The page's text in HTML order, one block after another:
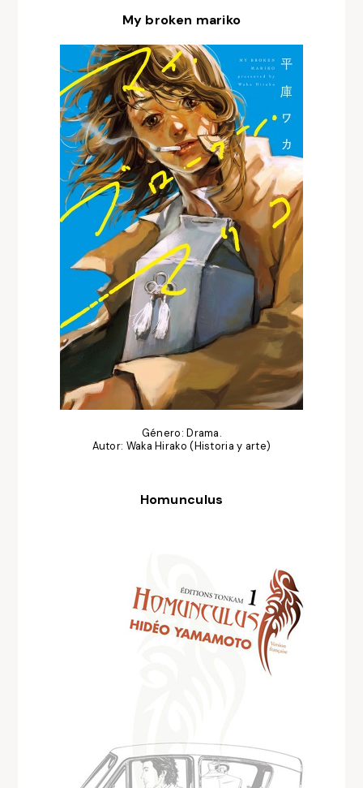
My broken mariko
Género: Drama.
Autor: Waka Hirako (Historia y arte)
Homunculus